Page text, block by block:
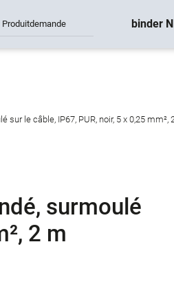
Produitdemande binder
le câble, IP67, PUR, noir, 5 x 0,25 mm²,
surmoulé
2 m